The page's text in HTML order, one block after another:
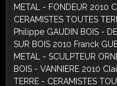
METAL - FONDEUR 2010
CERAMISTES TOUTES
Philippe GAUDIN BOIS -
SUR BOIS 2010 Franck
METAL - SCULPTEUR
BOIS - VANNIERE 2010
TERRE - CERAMISTES